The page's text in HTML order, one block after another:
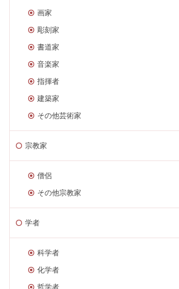
画家
彫刻家
書道家
音楽家
指揮者
建築家
その他芸術家
宗教家
僧侶
その他宗教家
学者
科学者
化学者
哲学者